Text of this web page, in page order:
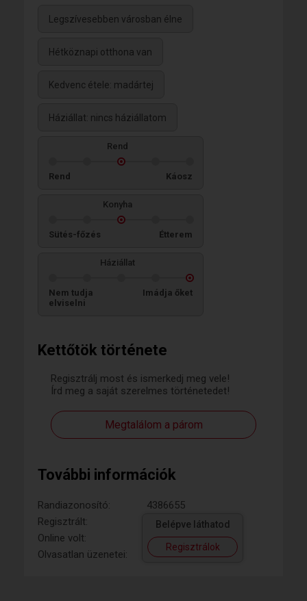
Kettőtök története
Regisztrálj most és ismerkedj meg vele!
Írd meg a saját szerelmes történetedet!
Megtalálom a párom
További információk
Randiazonosító:
4386655
Regisztrált:
Online volt:
Olvasatlan üzenetei:
Belépve láthatod
Regisztrálok
Legszívesebben városban élne
Hétköznapi otthona van
Kedvenc étele: madártej
Háziállat: nincs háziállatom
Rend
Rend Káosz
Konyha
Sütés-főzés Étterem
Háziállat
Nem tudja
elviselni
Imádja őket